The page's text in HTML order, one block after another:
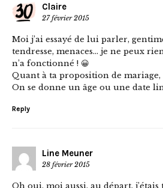
Claire
27 février 2015
Moi j’ai essayé de lui parler,
tendresse, menaces… je ne peux
n’a fonctionné ! 😀
Quant à ta proposition de mariage,
On se donne un âge ou une date
Reply
Line Meuner
28 février 2015
Oh oui, moi aussi, au départ,